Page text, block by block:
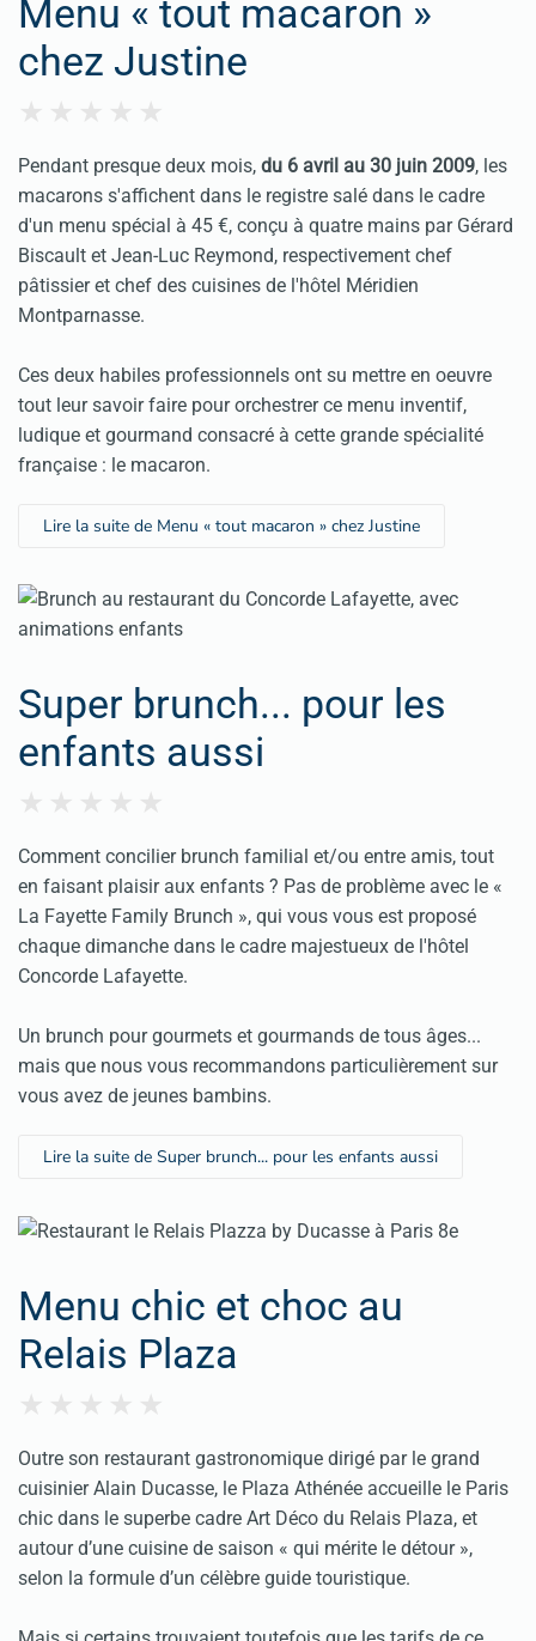
Menu « tout macaron »
chez Justine
Pendant presque deux mois, du 6 avril au 30 juin 2009, les
macarons s'affichent dans le registre salé dans le cadre
d'un menu spécial à 45 €, conçu à quatre mains par Gérard
Biscault et Jean-Luc Reymond, respectivement chef
pâtissier et chef des cuisines de l'hôtel Méridien
Montparnasse.
Ces deux habiles professionnels ont su mettre en oeuvre
tout leur savoir faire pour orchestrer ce menu inventif,
ludique et gourmand consacré à cette grande spécialité
française : le macaron.
Lire la suite de Menu « tout macaron » chez Justine
Super brunch... pour les
enfants aussi
Comment concilier brunch familial et/ou entre amis, tout
en faisant plaisir aux enfants ? Pas de problème avec le «
La Fayette Family Brunch », qui vous vous est proposé
chaque dimanche dans le cadre majestueux de l'hôtel
Concorde Lafayette.
Un brunch pour gourmets et gourmands de tous âges...
mais que nous vous recommandons particulièrement sur
vous avez de jeunes bambins.
Lire la suite de Super brunch... pour les enfants aussi
Menu chic et choc au
Relais Plaza
Outre son restaurant gastronomique dirigé par le grand
cuisinier Alain Ducasse, le Plaza Athénée accueille le Paris
chic dans le superbe cadre Art Déco du Relais Plaza, et
autour d’une cuisine de saison « qui mérite le détour »,
selon la formule d’un célèbre guide touristique.